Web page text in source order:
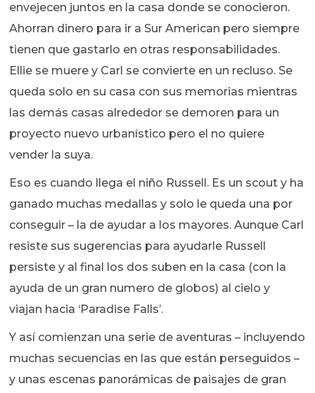
envejecen juntos en la casa donde se conocieron.
Ahorran dinero para ir a Sur American pero siempre
tienen que gastarlo en otras responsabilidades.
Ellie se muere y Carl se convierte en un recluso. Se
queda solo en su casa con sus memorias mientras
las demás casas alrededor se demoren para un
proyecto nuevo urbanístico pero el no quiere
vender la suya.
Eso es cuando llega el niño Russell. Es un scout y ha
ganado muchas medallas y solo le queda una por
conseguir – la de ayudar a los mayores. Aunque Carl
resiste sus sugerencias para ayudarle Russell
persiste y al final los dos suben en la casa (con la
ayuda de un gran numero de globos) al cielo y
viajan hacia ‘Paradise Falls’.
Y así comienzan una serie de aventuras – incluyendo
muchas secuencias en las que están perseguidos –
y unas escenas panorámicas de paisajes de gran